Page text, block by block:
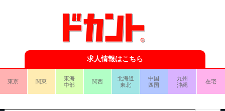
求人情報はこちら
東京 関東
東海
中部
関西
北海道
東北
中国
四国
九州
沖縄
在宅